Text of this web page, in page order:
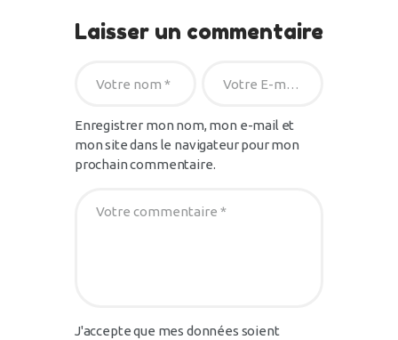
Laisser un commentaire
Enregistrer mon nom, mon e-mail et
mon site dans le navigateur pour mon
prochain commentaire.
J'accepte que mes données soient